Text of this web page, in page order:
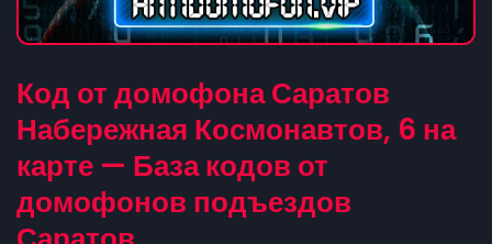
Код от домофона Саратов
Набережная Космонавтов, 6 на
карте — База кодов от
домофонов подъездов